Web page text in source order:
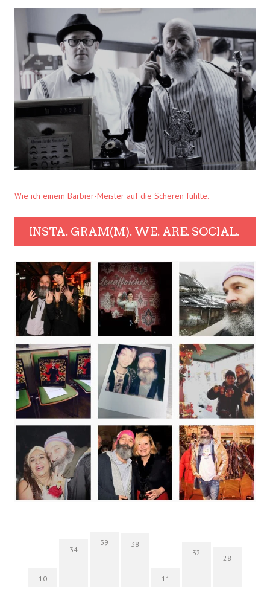
Wie ich einem Barbier-Meister auf die Scheren fühlte.
INSTA. GRAM(M). WE. ARE. SOCIAL.
10
34
39 38
11
32
28